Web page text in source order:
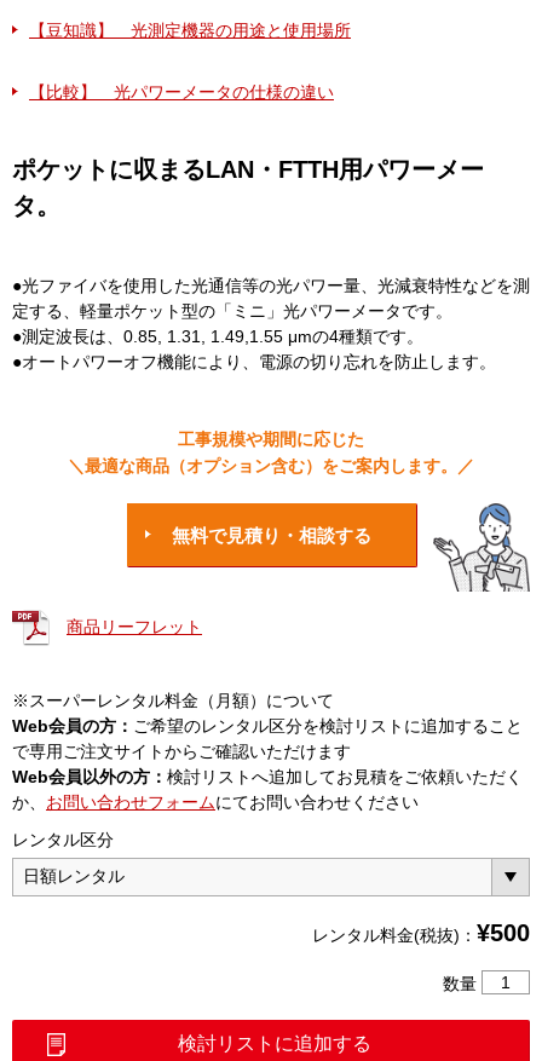
【豆知識】 光測定機器の用途と使用場所
【比較】 光パワーメータの仕様の違い
ポケットに収まるLAN・FTTH用パワーメー
タ。
●光ファイバを使用した光通信等の光パワー量、光減衰特性などを測
定する、軽量ポケット型の「ミニ」光パワーメータです。
●測定波長は、0.85, 1.31, 1.49,1.55 μmの4種類です。
●オートパワーオフ機能により、電源の切り忘れを防止します。
工事規模や期間に応じた
＼最適な商品（オプション含む）をご案内します。／
無料で見積り・相談する
商品リーフレット
※スーパーレンタル料金（月額）について
Web会員の方： ご希望のレンタル区分を検討リストに追加すること
で専用ご注文サイトからご確認いただけます
Web会員以外の方： 検討リストへ追加してお見積をご依頼いただく
か、 お問い合わせフォームにてお問い合わせください
レンタル区分
レンタル料金(税抜)： ¥500
数量
検討リストに追加する